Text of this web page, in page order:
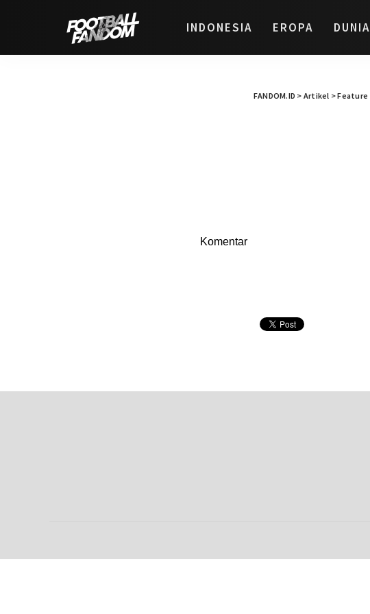
INDONESIA EROPA DUNIA
FANDOM.ID > Artikel >Feature
Komentar